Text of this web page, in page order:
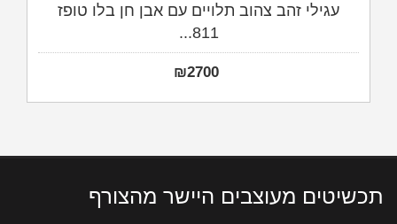
עגילי זהב צהוב תלויים עם אבן חן בלו טופז
811...
₪2700
תכשיטים מעוצבים היישר מהצורף